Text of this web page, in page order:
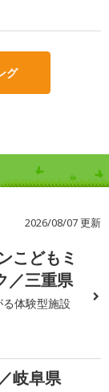
グ
2026/08/07 更新
こどもミ
／三重県
体験型施設
岐阜県